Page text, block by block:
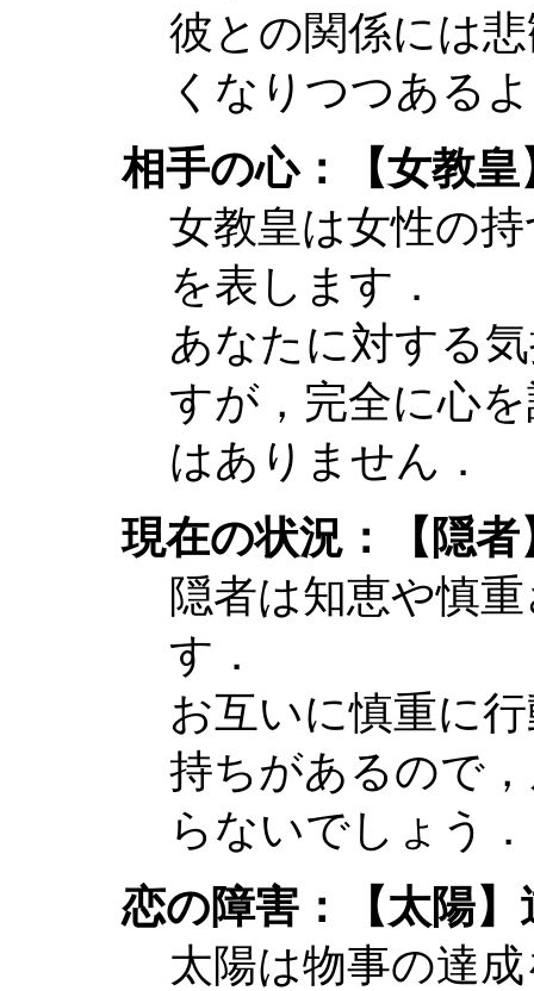
彼との関係には
くなりつつある
相手の心：【女教皇
女教皇は女性の
を表します．
あなたに対する
すが，完全に心
はありません．
現在の状況：【隠者
隠者は知恵や慎
す．
お互いに慎重に
持ちがあるので
らないでしょう．
恋の障害：【太陽】
太陽は物事の達